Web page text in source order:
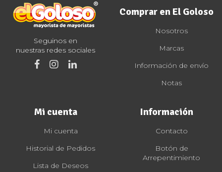
Seguinos en
nuestras redes sociales
Comprar en El Goloso
Nosotros
Marcas
Información de envío
Notas
Mi cuenta
Mi cuenta
Historial de Pedidos
Lista de Deseos
Información
Contacto
Botón de
Arrepentimiento